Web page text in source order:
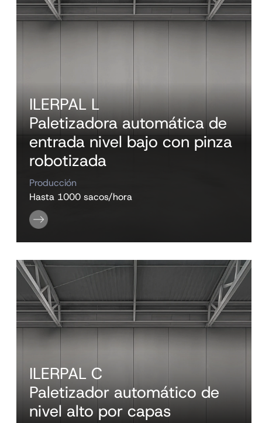
ILERPAL L
Paletizadora automática de
entrada nivel bajo con pinza
robotizada
Producción
Hasta 1000 sacos/hora
ILERPAL C
Paletizador automático de
nivel alto por capas